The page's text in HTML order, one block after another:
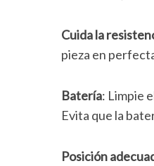
Cuida la
pieza en
Batería: Limpie
Evita que la
Posición